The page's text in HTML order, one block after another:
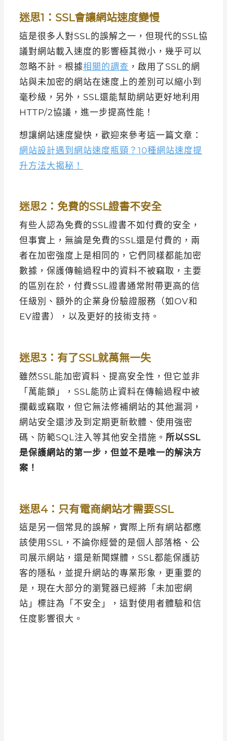
迷思1：SSL會讓網站速度變慢
這是很多人對SSL的誤解之一，但現代的SSL協
議對網站載入速度的影響極其微小，幾乎可以
忽略不計。根據相關的調查 ，啟用了SSL的網
站與未加密的網站在速度上的差別可以縮小到
毫秒級，另外，SSL還能幫助網站更好地利用
HTTP/2協議，進一步提高性能！
想讓網站速度變快，歡迎來參考這一篇文章：
網站設計遇到網站速度瓶頸？10種網站速度提
升方法大揭秘！
迷思2：免費的SSL證書不安全
有些人認為免費的SSL證書不如付費的安全，
但事實上，無論是免費的SSL還是付費的，兩
者在加密強度上是相同的，它們同樣都能加密
數據，保護傳輸過程中的資料不被竊取，主要
的區別在於，付費SSL證書通常附帶更高的信
任級別、額外的企業身份驗證服務（如OV和
EV證書），以及更好的技術支持。
迷思3：有了SSL就萬無一失
雖然SSL能加密資料、提高安全性，但它並非
「萬能鎖」，SSL能防止資料在傳輸過程中被
攔截或竊取，但它無法修補網站的其他漏洞，
網站安全還涉及到定期更新軟體、使用強密
碼、防範SQL注入等其他安全措施。 所以SSL
是保護網站的第一步，但並不是唯一的解決方
案！
迷思4：只有電商網站才需要SSL
這是另一個常見的誤解，實際上所有網站都應
該使用SSL，不論你經營的是個人部落格、公
司展示網站，還是新聞媒體，SSL都能保護訪
客的隱私，並提升網站的專業形象，更重要的
是，現在大部分的瀏覽器已經將「未加密網
站」標註為「不安全」，這對使用者體驗和信
任度影響很大。